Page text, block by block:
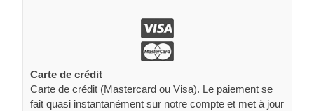
Carte de crédit
Carte de crédit (Mastercard ou Visa). Le paiement se
fait quasi instantanément sur notre compte et met à jour